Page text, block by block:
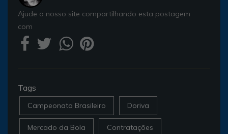
Ajude o nosso site compartilhando esta postagem
com
Tags
Campeonato Brasileiro Doriva
Mercado da Bola Contratações